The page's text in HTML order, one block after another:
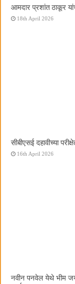
आमदार प्रशांत ठाकूर
18th April 2026
सीबीएसई दहावीच्या
16th April 2026
नवीन पनवेल येथे भीम